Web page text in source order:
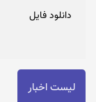
دانلود فایل
لیست اخبار